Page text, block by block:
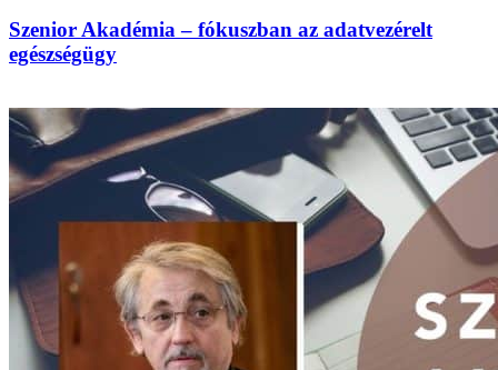
Szenior Akadémia – fókuszban az adatvezérelt
egészségügy